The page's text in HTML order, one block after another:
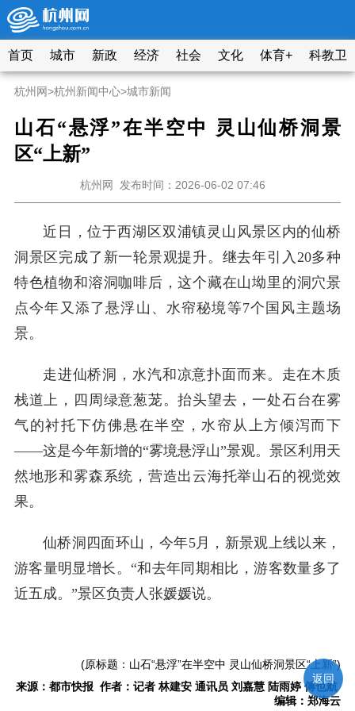
首页 城市 新政 经济 社会 文化 体育+ 科教卫
杭州网>杭州新闻中心>城市新闻
山石“悬浮”在半空中 灵山仙桥洞景
区“上新”
杭州网 发布时间：2026-06-02 07:46
近日，位于西湖区双浦镇灵山风景区内的仙桥
洞景区完成了新一轮景观提升。继去年引入20多种
特色植物和溶洞咖啡后，这个藏在山坳里的洞穴景
点今年又添了悬浮山、水帘秘境等7个国风主题场
景。
走进仙桥洞，水汽和凉意扑面而来。走在木质
栈道上，四周绿意葱茏。抬头望去，一处石台在雾
气的衬托下仿佛悬在半空，水帘从上方倾泻而下
——这是今年新增的“雾境悬浮山”景观。景区利用天
然地形和雾森系统，营造出云海托举山石的视觉效
果。
仙桥洞四面环山，今年5月，新景观上线以来，
游客量明显增长。“和去年同期相比，游客数量多了
近五成。”景区负责人张媛媛说。
(原标题：山石“悬浮”在半空中 灵山仙桥洞景区“上新”)
来源：都市快报 作者：记者 林建安 通讯员 刘嘉慧 陆雨婷 傅也航
编辑：郑海云
返回